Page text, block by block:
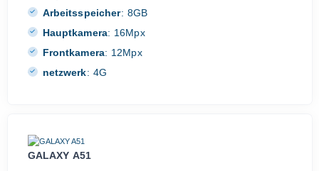
Arbeitsspeicher: 8GB
Hauptkamera: 16Mpx
Frontkamera: 12Mpx
netzwerk: 4G
GALAXY A51